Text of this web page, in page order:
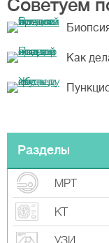
Советуем
Как
Разделы
МРТ
КТ